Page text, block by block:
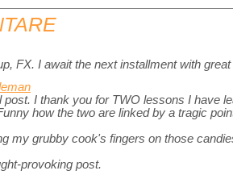
FX. I await the next installment with
post. I thank you for TWO lessons I have
how the two are linked by a tragic
my grubby cook's fingers on those
provoking post.